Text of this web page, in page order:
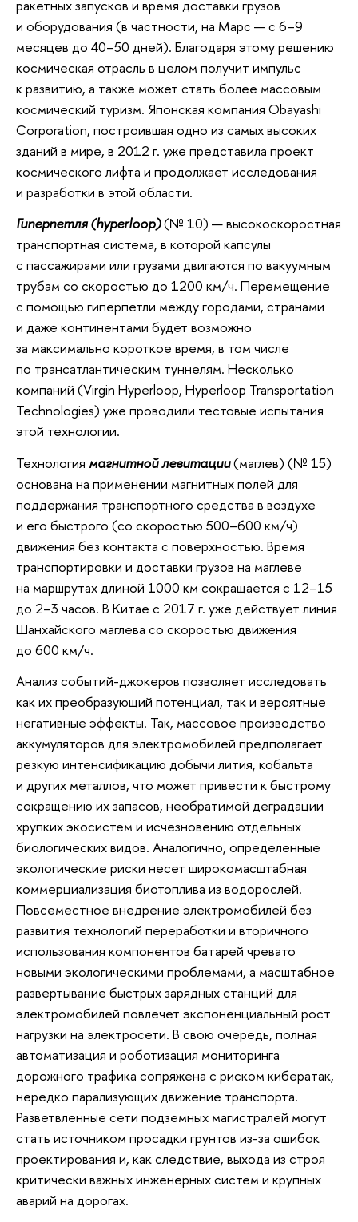
ракетных запусков и время доставки грузов
и оборудования (в частности, на Марс — с 6–9
месяцев до 40–50 дней). Благодаря этому решению
космическая отрасль в целом получит импульс
к развитию, а также может стать более массовым
космический туризм. Японская компания Obayashi
Corporation, построившая одно из самых высоких
зданий в мире, в 2012 г. уже представила проект
космического лифта и продолжает исследования
и разработки в этой области.
Гиперпетля (hyperloop)(№ 10) — высокоскоростная
транспортная система, в которой капсулы
с пассажирами или грузами двигаются по вакуумным
трубам со скоростью до 1200 км/ч. Перемещение
с помощью гиперпетли между городами, странами
и даже континентами будет возможно
за максимально короткое время, в том числе
по трансатлантическим туннелям. Несколько
компаний (Virgin Hyperloop, Hyperloop Transportation
Technologies) уже проводили тестовые испытания
этой технологии.
Технология магнитной левитации(маглев) (№ 15)
основана на применении магнитных полей для
поддержания транспортного средства в воздухе
и его быстрого (со скоростью 500–600 км/ч)
движения без контакта с поверхностью. Время
транспортировки и доставки грузов на маглеве
на маршрутах длиной 1000 км сокращается с 12–15
до 2–3 часов. В Китае с 2017 г. уже действует линия
Шанхайского маглева со скоростью движения
до 600 км/ч.
Анализ событий-джокеров позволяет исследовать
как их преобразующий потенциал, так и вероятные
негативные эффекты. Так, массовое производство
аккумуляторов для электромобилей предполагает
резкую интенсификацию добычи лития, кобальта
и других металлов, что может привести к быстрому
сокращению их запасов, необратимой деградации
хрупких экосистем и исчезновению отдельных
биологических видов. Аналогично, определенные
экологические риски несет широкомасштабная
коммерциализация биотоплива из водорослей.
Повсеместное внедрение электромобилей без
развития технологий переработки и вторичного
использования компонентов батарей чревато
новыми экологическими проблемами, а масштабное
развертывание быстрых зарядных станций для
электромобилей повлечет экспоненциальный рост
нагрузки на электросети. В свою очередь, полная
автоматизация и роботизация мониторинга
дорожного трафика сопряжена с риском кибератак,
нередко парализующих движение транспорта.
Разветвленные сети подземных магистралей могут
стать источником просадки грунтов из-за ошибок
проектирования и, как следствие, выхода из строя
критически важных инженерных систем и крупных
аварий на дорогах.